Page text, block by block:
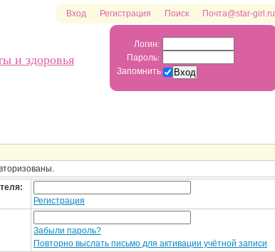
Вход Регистрация Поиск Почта@star-girl.ru
и здоровья
Логин:
Пароль:
Запомнить
Регистрация
Забыли пароль?
Повторно выслать письмо для активации учётной записи